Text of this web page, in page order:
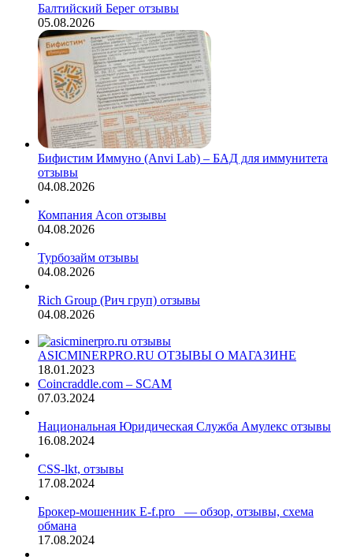
Балтийский Берег отзывы
05.08.2026
Бифистим Иммуно (Anvi Lab) – БАД для иммунитета
отзывы
04.08.2026
Компания Acon отзывы
04.08.2026
Турбозайм отзывы
04.08.2026
Rich Group (Рич груп) отзывы
04.08.2026
ASICMINERPRO.RU ОТЗЫВЫ О МАГАЗИНЕ
18.01.2023
Coincraddle.com – SCAM
07.03.2024
Национальная Юридическая Служба Амулекс отзывы
16.08.2024
CSS-lkt, отзывы
17.08.2024
Брокер-мошенник E-f.pro — обзор, отзывы, схема
обмана
17.08.2024